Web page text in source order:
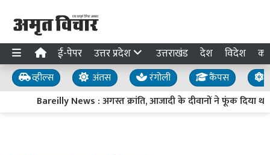
ई-पेपर उत्तर प्रदेश उत्तराखंड देश विदेश
व्हील्स अंतस रंगोली कैंपस
Bareilly News : अगस्त क्रांति, आजादी के दीवानों ने फूंक दिया था